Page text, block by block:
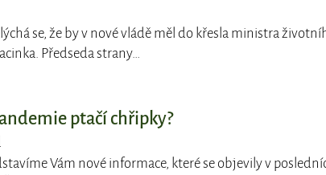
se, že by v nové vládě měl do křesla ministra
Předseda strany…
ptačí chřipky?
Vám nové informace, které se objevily v